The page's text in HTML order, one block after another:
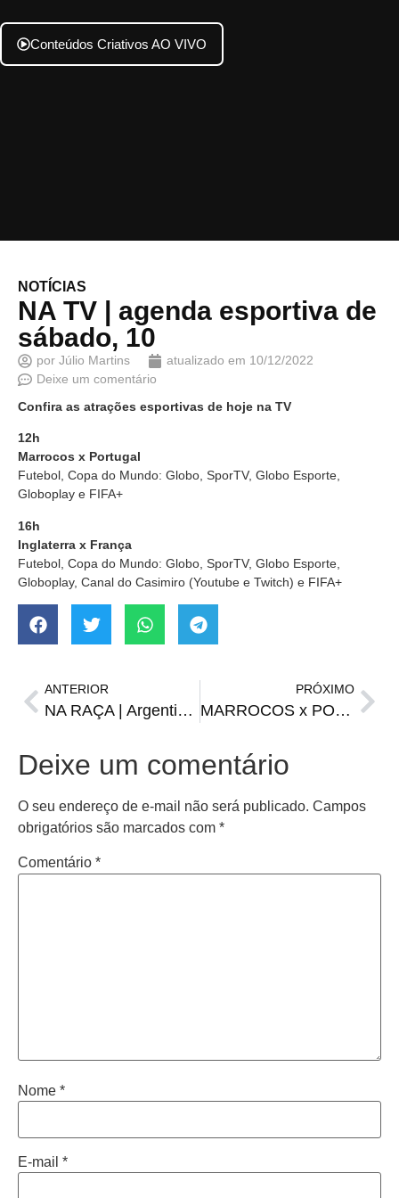
Conteúdos Criativos AO VIVO
NOTÍCIAS
NA TV | agenda esportiva de
sábado, 10
por Júlio Martins atualizado em 10/12/2022
Deixe um comentário
Confira as atrações esportivas de hoje na TV
12h
Marrocos x Portugal
Futebol, Copa do Mundo: Globo, SporTV, Globo Esporte,
Globoplay e FIFA+
16h
Inglaterra x França
Futebol, Copa do Mundo: Globo, SporTV, Globo Esporte,
Globoplay, Canal do Casimiro (Youtube e Twitch) e FIFA+
ANTERIOR
NA RAÇA | Argentina abre 2 a 0, sofre empate e se classifica nos pênaltis
PRÓXIMO
MARROCOS x PORTUGAL | onde assistir, escalações, horário e arbitragem
Deixe um comentário
O seu endereço de e-mail não será publicado. Campos
obrigatórios são marcados com *
Comentário *
Nome *
E-mail *